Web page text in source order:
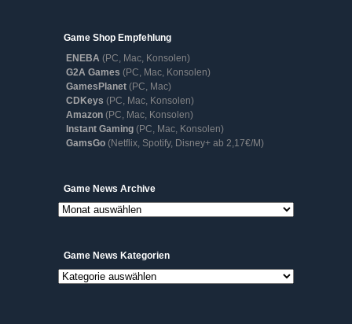
Game Shop Empfehlung
ENEBA (PC, Mac, Konsolen)
G2A Games (PC, Mac, Konsolen)
GamesPlanet (PC, Mac)
CDKeys (PC, Mac, Konsolen)
Amazon (PC, Mac, Konsolen)
Instant Gaming (PC, Mac, Konsolen)
GamsGo (Netflix, Spotify, Disney+ ab 2,17€/M)
Game News ArchiveGame
News
Archive
Game News Kategorien
Game